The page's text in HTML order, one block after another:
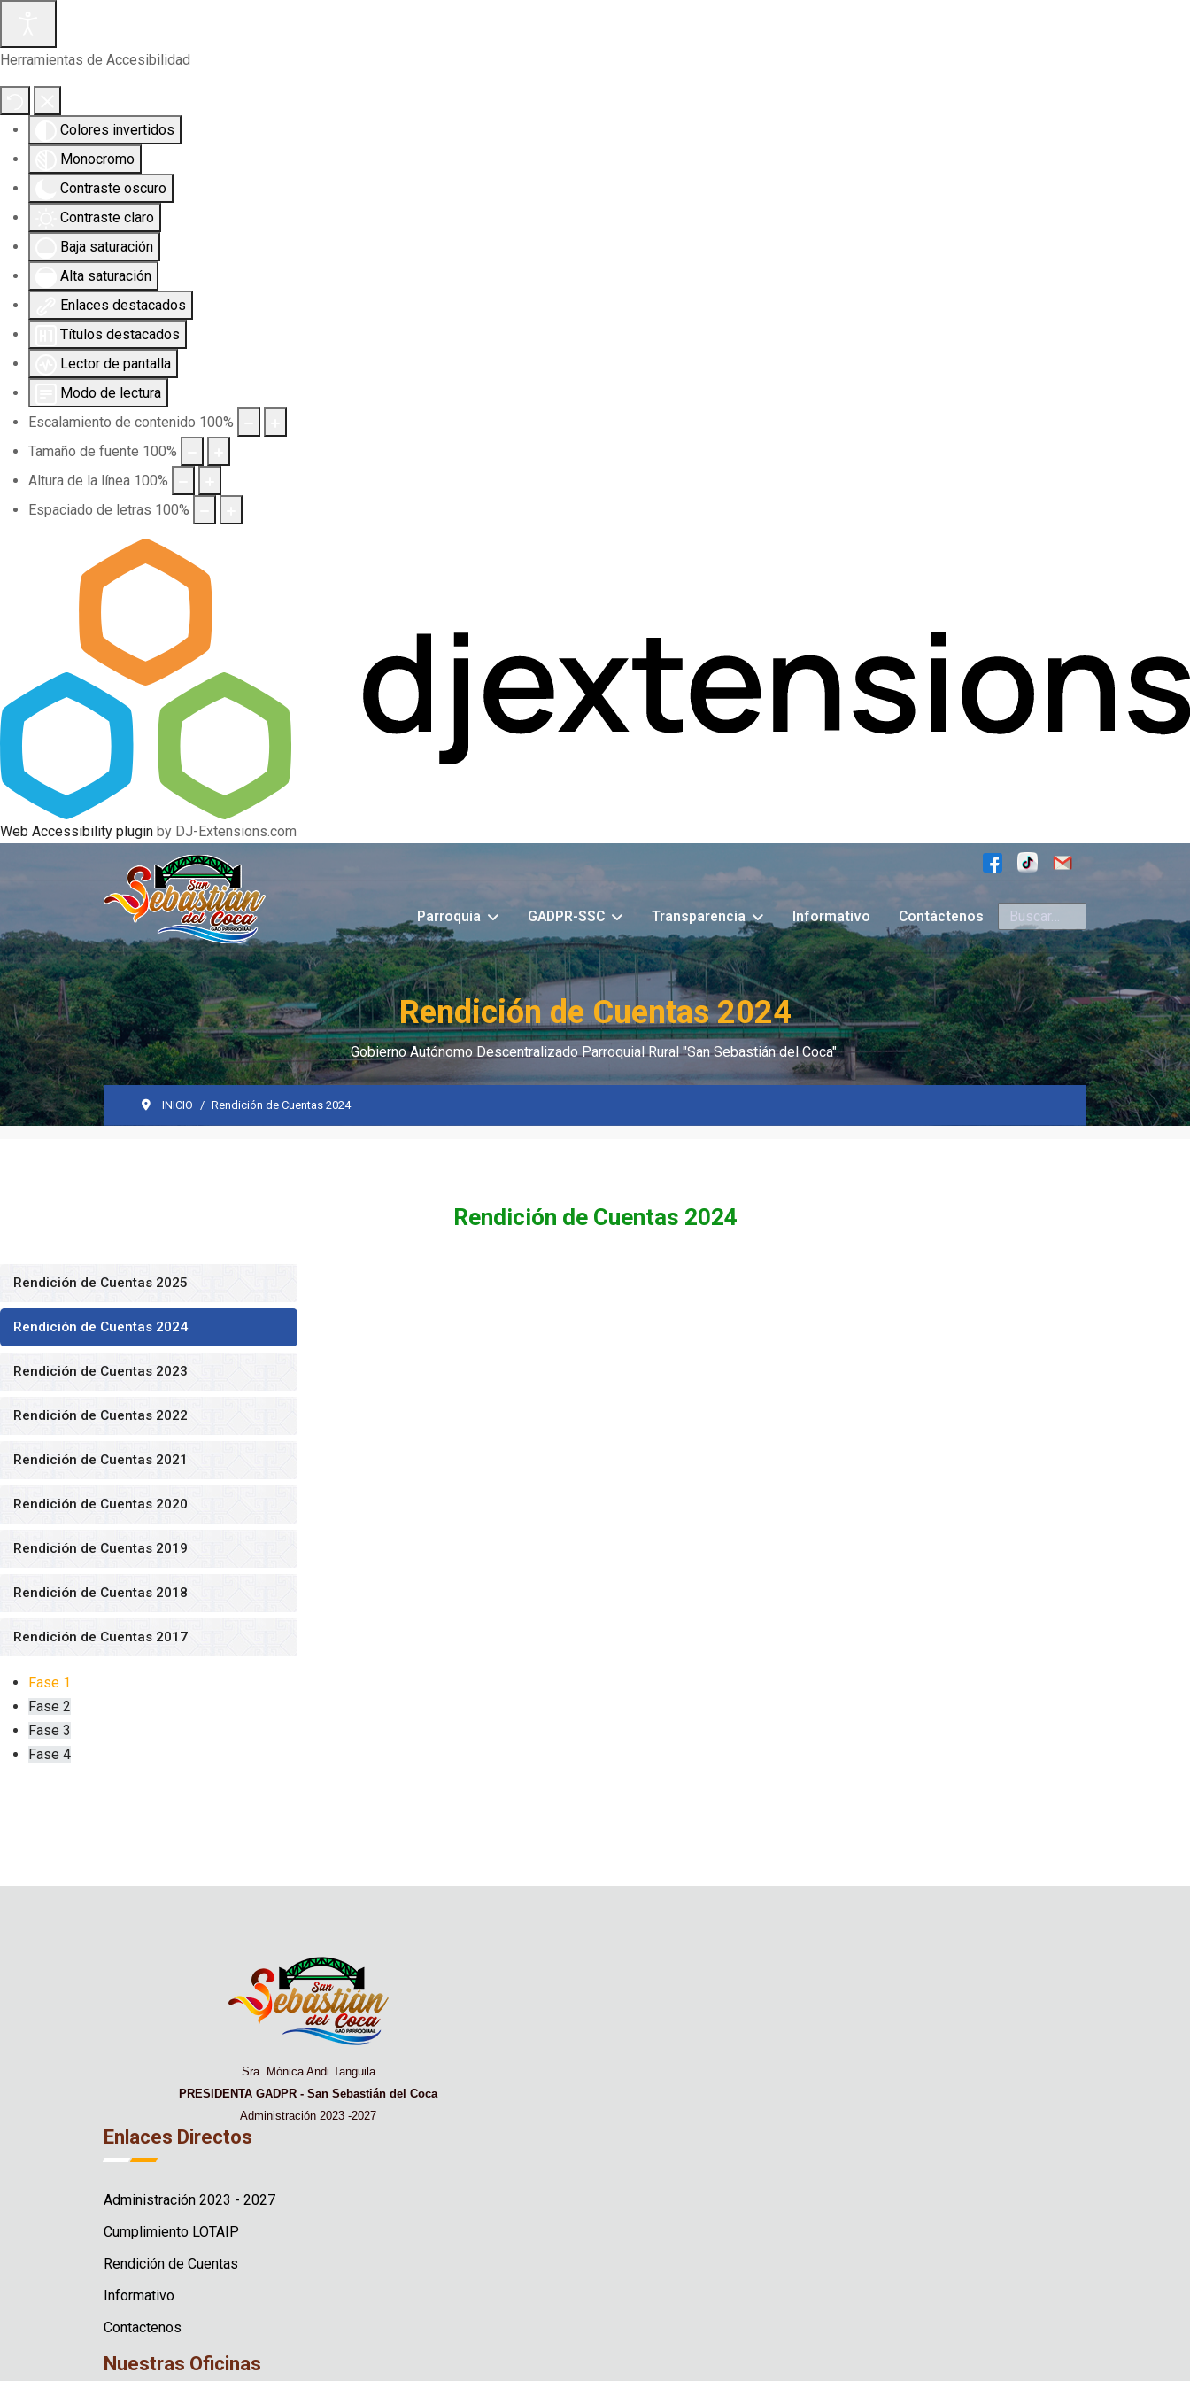
Herramientas de Accesibilidad
Colores invertidos
Monocromo
Contraste oscuro
Contraste claro
Baja saturación
Alta saturación
Enlaces destacados
Títulos destacados
Lector de pantalla
Modo de lectura
Escalamiento de contenido 100%
Tamaño de fuente 100%
Altura de la línea 100%
Espaciado de letras 100%
Web Accessibility plugin by DJ-Extensions.com
Parroquia GADPR-SSC Transparencia Informativo Contáctenos Buscar
Rendición de Cuentas 2024
Gobierno Autónomo Descentralizado Parroquial Rural "San Sebastián del Coca".
INICIO Rendición de Cuentas 2024
Rendición de Cuentas 2024
Rendición de Cuentas 2025
Rendición de Cuentas 2024
Rendición de Cuentas 2023
Rendición de Cuentas 2022
Rendición de Cuentas 2021
Rendición de Cuentas 2020
Rendición de Cuentas 2019
Rendición de Cuentas 2018
Rendición de Cuentas 2017
Fase 1
Fase 2
Fase 3
Fase 4
Sra. Mónica Andi Tanguila
PRESIDENTA GADPR - San Sebastián del Coca
Administración 2023 -2027
Enlaces Directos
Administración 2023 - 2027
Cumplimiento LOTAIP
Rendición de Cuentas
Informativo
Contactenos
Nuestras Oficinas